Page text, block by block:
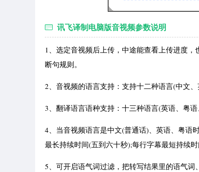
讯飞译制电脑版音视频参数说明
1、选定音视频后上传，中途能查看上传进度
断句规则。
2、音视频的语言支持：支持十二种语言(中文
3、翻译语言语种支持：十三种语言(英语、粤
4、当音视频语言是中文(普通话)、英语、粤语
最长持续时间(五到六十秒);每行字幕最短持续时
5、可开启语气词过滤，把转写结果里的语气词